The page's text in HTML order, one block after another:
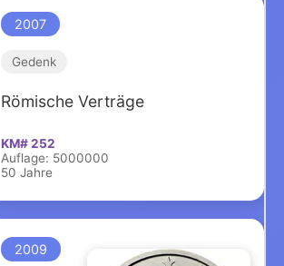
2007
Gedenk
Römische Verträge
KM# 252
Auflage: 5000000
50 Jahre
2009